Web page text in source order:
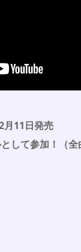
月11日発売
して参加！（